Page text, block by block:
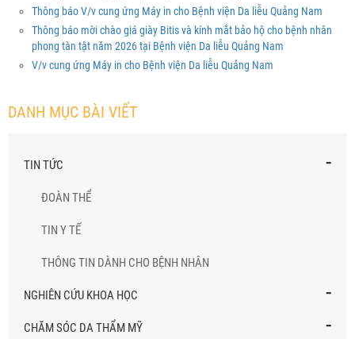
Thông báo V/v cung ứng Máy in cho Bệnh viện Da liễu Quảng Nam
Thông báo mời chào giá giày Bitis và kính mắt bảo hộ cho bệnh nhân
phong tàn tật năm 2026 tại Bệnh viện Da liễu Quảng Nam
V/v cung ứng Máy in cho Bệnh viện Da liễu Quảng Nam
DANH MỤC BÀI VIẾT
TIN TỨC -
ĐOÀN THỂ
TIN Y TẾ
THÔNG TIN DÀNH CHO BỆNH NHÂN
NGHIÊN CỨU KHOA HỌC -
CHĂM SÓC DA THẨM MỸ -